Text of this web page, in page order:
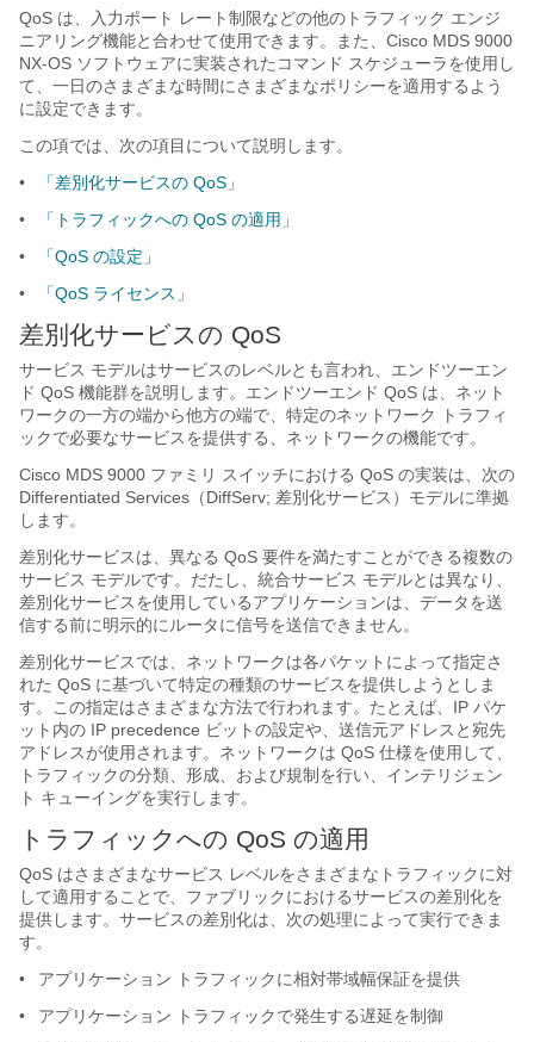
QoS は、入力ポート レート制限などの他のトラフィック エンジ
ニアリング機能と合わせて使用できます。また、Cisco MDS 9000
NX-OS ソフトウェアに実装されたコマンド スケジューラを使用し
て、一日のさまざまな時間にさまざまなポリシーを適用するよう
に設定できます。
この項では、次の項目について説明します。
•
「差別化サービスの QoS」
•
「トラフィックへの QoS の適用」
•
「QoS の設定」
•
「QoS ライセンス」
差別化サービスの QoS
サービス モデルはサービスのレベルとも言われ、エンドツーエン
ド QoS 機能群を説明します。エンドツーエンド QoS は、ネット
ワークの一方の端から他方の端で、特定のネットワーク トラフィ
ックで必要なサービスを提供する、ネットワークの機能です。
Cisco MDS 9000 ファミリ スイッチにおける QoS の実装は、次の
Differentiated Services（DiffServ; 差別化サービス）モデルに準拠
します。
差別化サービスは、異なる QoS 要件を満たすことができる複数の
サービス モデルです。だたし、統合サービス モデルとは異なり、
差別化サービスを使用しているアプリケーションは、データを送
信する前に明示的にルータに信号を送信できません。
差別化サービスでは、ネットワークは各パケットによって指定さ
れた QoS に基づいて特定の種類のサービスを提供しようとしま
す。この指定はさまざまな方法で行われます。たとえば、IP パケ
ット内の IP precedence ビットの設定や、送信元アドレスと宛先
アドレスが使用されます。ネットワークは QoS 仕様を使用して、
トラフィックの分類、形成、および規制を行い、インテリジェン
ト キューイングを実行します。
トラフィックへの QoS の適用
QoS はさまざまなサービス レベルをさまざまなトラフィックに対
して適用することで、ファブリックにおけるサービスの差別化を
提供します。サービスの差別化は、次の処理によって実行できま
す。
•
アプリケーション トラフィックに相対帯域幅保証を提供
•
アプリケーション トラフィックで発生する遅延を制御